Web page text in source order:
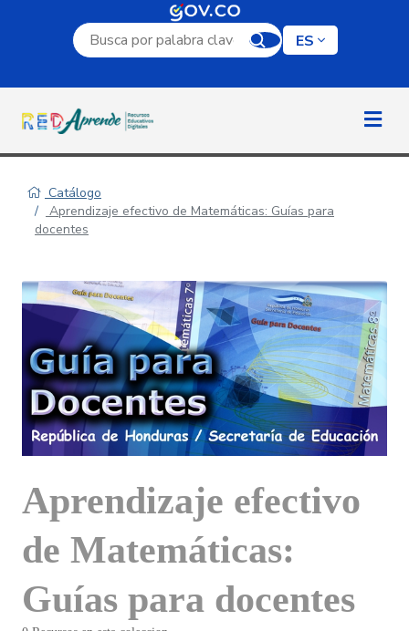
Campo de búsqueda por palabra clave
ES
Catálogo
Aprendizaje efectivo de Matemáticas: Guías para
docentes
Aprendizaje efectivo
de Matemáticas:
Guías para docentes